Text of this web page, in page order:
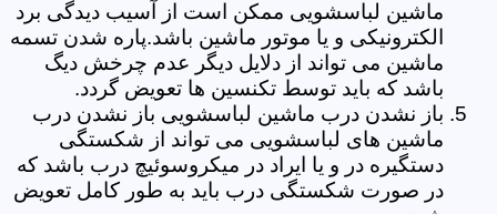
ماشین لباسشویی ممکن است از آسیب دیدگی برد
الکترونیکی و یا موتور ماشین باشد.پاره شدن تسمه
ماشین می تواند از دلایل دیگر عدم چرخش دیگ
باشد که باید توسط تکنسین ها تعویض گردد.
باز نشدن درب ماشین لباسشویی باز نشدن درب
ماشین های لباسشویی می تواند از شکستگی
دستگیره در و یا ایراد در میکروسوئیچ درب باشد که
در صورت شکستگی درب باید به طور کامل تعویض